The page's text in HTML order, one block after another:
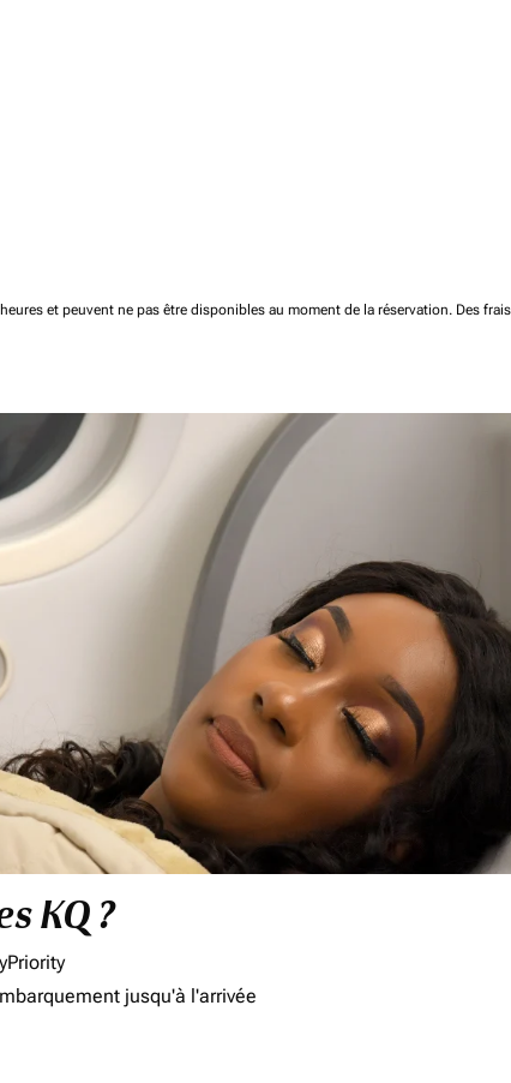
et peuvent ne pas être disponibles au moment de la réservation. Des
KQ ?
jusqu'à l'arrivée